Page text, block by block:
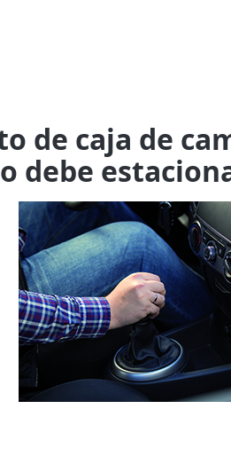
de caja de
debe